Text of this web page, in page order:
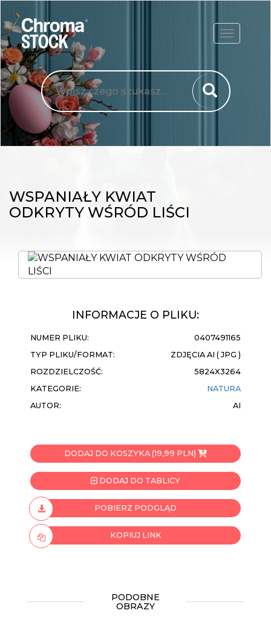
WSPANIAŁY KWIAT
ODKRYTY WŚRÓD LIŚCI
INFORMACJE O PLIKU:
NUMER PLIKU:
0407491165
TYP PLIKU/FORMAT:
ZDJĘCIA AI ( JPG )
ROZDZIELCZOŚĆ:
5824X3264
KATEGORIE:
NATURA
AUTOR:
AI
DODAJ DO KOSZYKA (19,99 PLN)
DODAJ DO TABLICY
POBIERZ PODGLĄD
KOPIUJ LINK
PODOBNE
OBRAZY